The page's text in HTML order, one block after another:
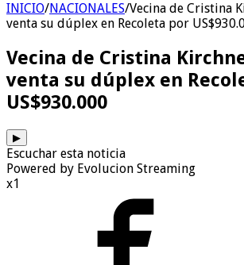
INICIO/NACIONALES/Vecina de Cristina
venta su dúplex en Recoleta por
Vecina de Cristina
venta su dúplex en
US$930.000
▶
Escuchar esta noticia
Powered by Evolucion Streaming
x1